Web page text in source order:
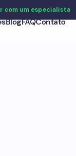
BlogFAQContato
com um especialista